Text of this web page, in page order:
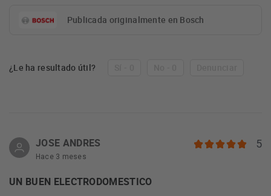
Publicada originalmente en Bosch
¿Le ha resultado útil?
JOSE ANDRES
Hace 3 meses
5
UN BUEN ELECTRODOMESTICO